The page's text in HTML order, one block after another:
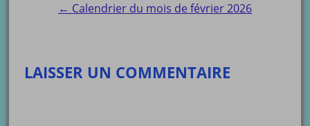
← Calendrier du mois de février 2026
LAISSER UN COMMENTAIRE